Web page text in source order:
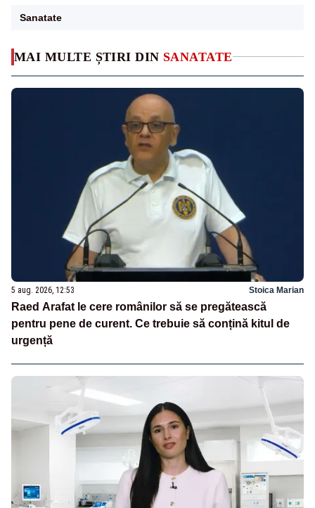
MAI MULTE ȘTIRI DIN SANATATE
5 aug. 2026, 12:53 Stoica Marian
Raed Arafat le cere românilor să se pregătească
pentru pene de curent. Ce trebuie să conțină kitul de
urgență
Sanatate